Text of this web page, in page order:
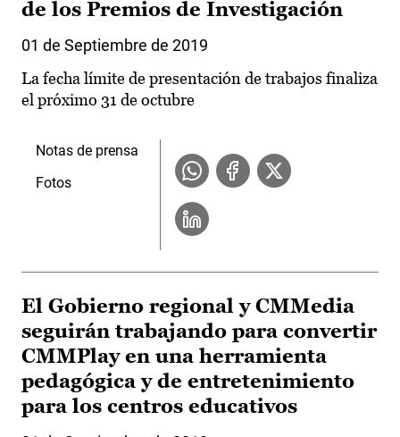
de los Premios de Investigación
01 de Septiembre de 2019
La fecha límite de presentación de trabajos finaliza
el próximo 31 de octubre
Notas de prensa
Fotos
El Gobierno regional y CMMedia
seguirán trabajando para convertir
CMMPlay en una herramienta
pedagógica y de entretenimiento
para los centros educativos